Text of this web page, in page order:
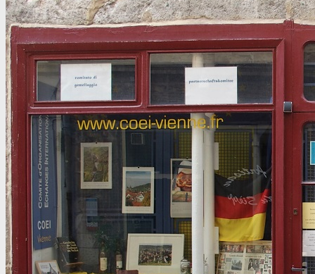
1683FrankreichJan III.
LectoureMithraskult